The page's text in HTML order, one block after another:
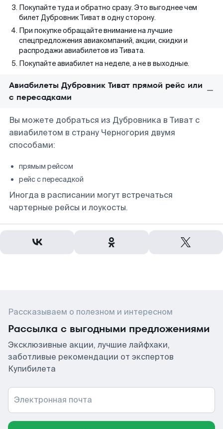
Покупайте туда и обратно сразу. Это выгоднее чем
билет Дубровник Тиват в одну сторону.
При покупке обращайте внимание на лучшие
спецпредложения авиакомпаний, акции, скидки и
распродажи авиабилетов из Тивата.
Покупайте авиабилет на неделе, а не в выходные.
Авиабилеты Дубровник Тиват прямой рейс или
с пересадками
Вы можете добраться из Дубровника в Тиват с
авиабилетом в страну Черногория двумя
способами:
прямым рейсом
рейс с пересадкой
Иногда в расписании могут встречаться
чартерные рейсы и лоукосты.
Рассказываем о полезном и интересном
Рассылка с выгодными предложениями
Эксклюзивные акции, лучшие лайфхаки,
заботливые рекомендации от экспертов
Купибилета
Электронная почта